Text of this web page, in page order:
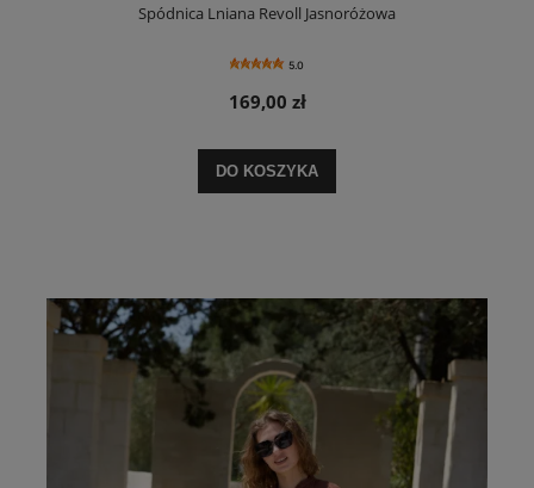
Spódnica Lniana Revoll Jasnoróżowa
5.0
169,00 zł
DO KOSZYKA